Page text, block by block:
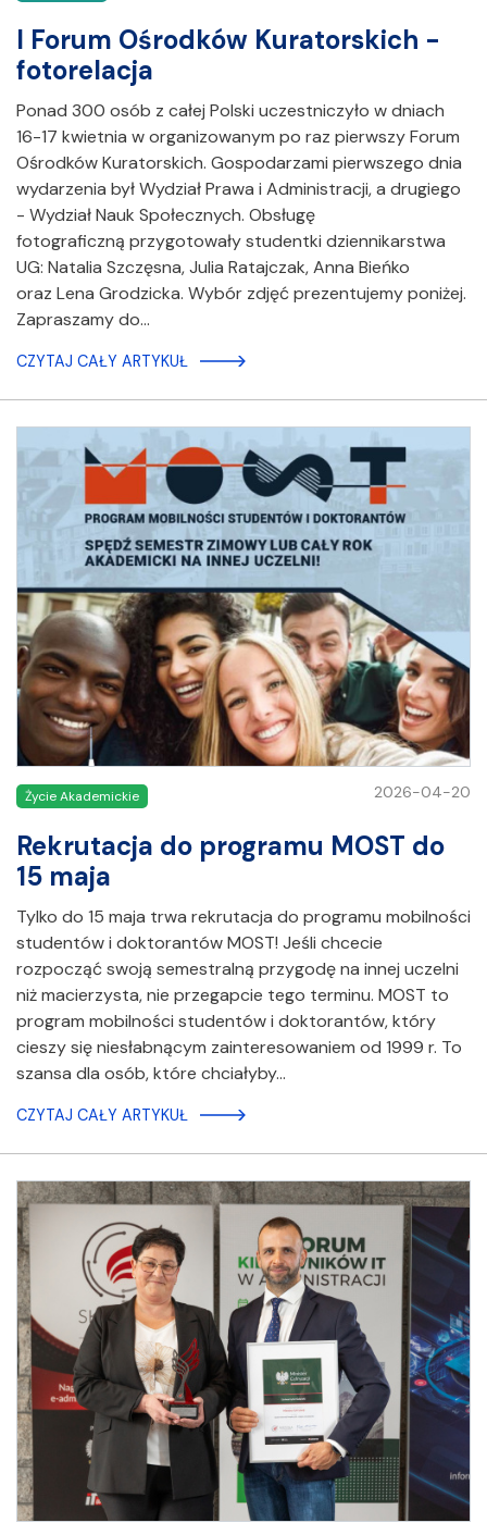
I Forum Ośrodków Kuratorskich -
fotorelacja
Ponad 300 osób z całej Polski uczestniczyło w dniach
16-17 kwietnia w organizowanym po raz pierwszy Forum
Ośrodków Kuratorskich. Gospodarzami pierwszego dnia
wydarzenia był Wydział Prawa i Administracji, a drugiego
- Wydział Nauk Społecznych. Obsługę
fotograficzną przygotowały studentki dziennikarstwa
UG: Natalia Szczęsna, Julia Ratajczak, Anna Bieńko
oraz Lena Grodzicka. Wybór zdjęć prezentujemy poniżej.
Zapraszamy do…
CZYTAJ CAŁY ARTYKUŁ
Życie Akademickie 2026-04-20
Rekrutacja do programu MOST do
15 maja
Tylko do 15 maja trwa rekrutacja do programu mobilności
studentów i doktorantów MOST! Jeśli chcecie
rozpocząć swoją semestralną przygodę na innej uczelni
niż macierzysta, nie przegapcie tego terminu. MOST to
program mobilności studentów i doktorantów, który
cieszy się niesłabnącym zainteresowaniem od 1999 r. To
szansa dla osób, które chciałyby…
CZYTAJ CAŁY ARTYKUŁ